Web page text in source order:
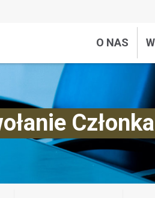
O NAS